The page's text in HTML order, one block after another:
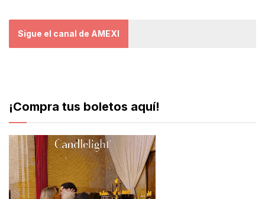
Sigue el canal de AMEXI
¡Compra tus boletos aquí!